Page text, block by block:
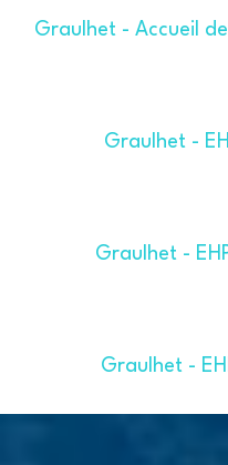
Graulhet - Accueil
Graulhet -
Graulhet -
Graulhet -